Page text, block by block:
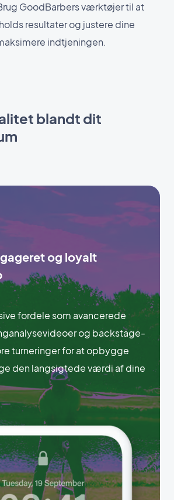
GoodBarbers værktøjer til at
resultater og justere dine
indtjeningen.
blandt dit
og loyalt
fordele som avancerede
og backstage-
turneringer for at opbygge
den langsigtede værdi af dine